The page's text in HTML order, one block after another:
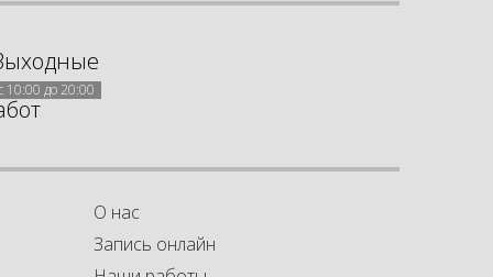
10:00 до 20:00
О нас
Запись онлайн